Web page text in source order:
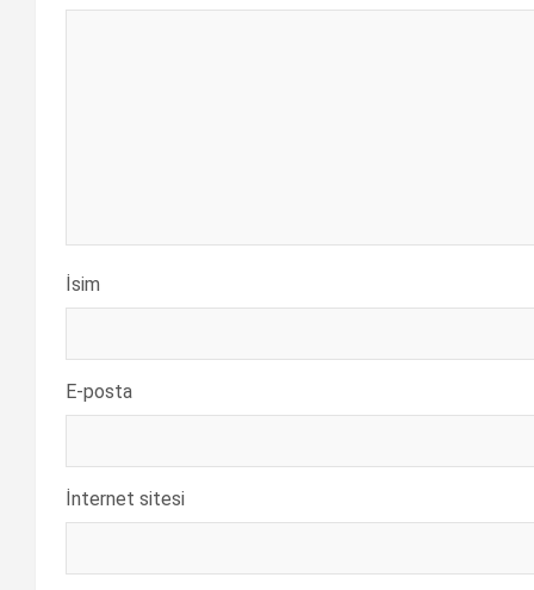
İsim
E-posta
İnternet sitesi